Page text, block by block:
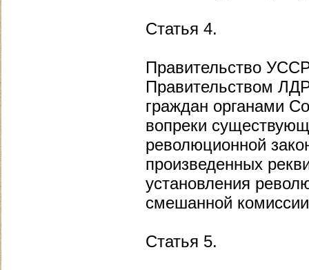
Статья 4.
Правительство
Правительством
граждан органами
вопреки
революционной
произведенных
установления
смешанной
Статья 5.